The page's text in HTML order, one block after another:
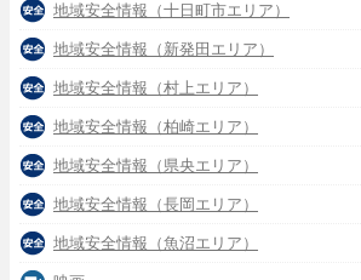
地域安全情報（十日町市エリア）
地域安全情報（新発田エリア）
地域安全情報（村上エリア）
地域安全情報（柏崎エリア）
地域安全情報（県央エリア）
地域安全情報（長岡エリア）
地域安全情報（魚沼エリア）